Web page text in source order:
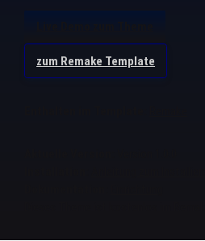
zum Remake Template